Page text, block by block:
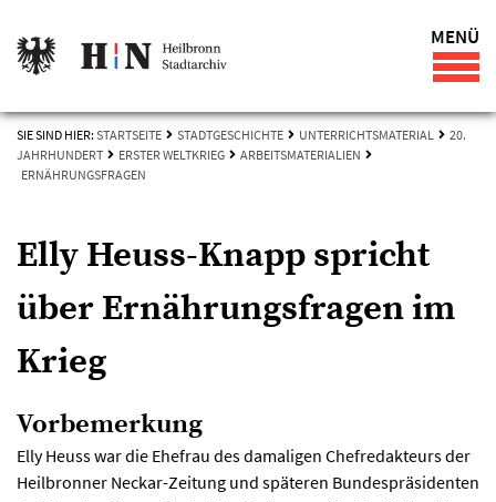
MENÜ
SIE SIND HIER: STARTSEITE STADTGESCHICHTE UNTERRICHTSMATERIAL
20.
JAHRHUNDERT
ERSTER WELTKRIEG
ARBEITSMATERIALIEN
ERNÄHRUNGSFRAGEN
Elly Heuss-Knapp spricht
über Ernährungsfragen im
Krieg
Vorbemerkung
Elly Heuss war die Ehefrau des damaligen Chefredakteurs der
Heilbronner Neckar-Zeitung und späteren Bundespräsidenten